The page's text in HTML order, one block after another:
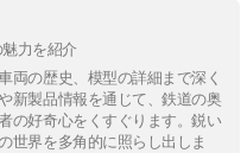
力を紹介
両の歴史、模型の詳細まで深く
新製品情報を通じて、鉄道の奥
の好奇心をくすぐります。鋭い
世界を多角的に照らし出しま